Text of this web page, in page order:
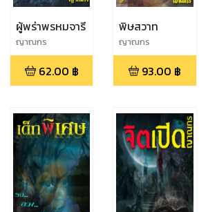
ผู้พร่าพรหมจารี
ญาณกร
62.00 ฿
พิษสวาท
ญาณกร
93.00 ฿